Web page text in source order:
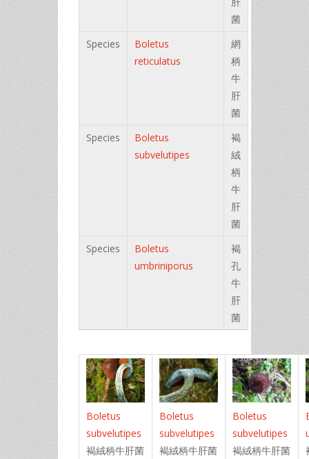
菌
Species
Boletus
reticulatus
網
柄
牛
肝
菌
Species
Boletus
subvelutipes
褐
絨
柄
牛
肝
菌
Species
Boletus
umbriniporus
褐
孔
牛
肝
菌
Boletus
subvelutipes
褐絨柄牛肝菌
Boletus
subvelutipes
褐絨柄牛肝菌
Boletus
subvelutipes
褐絨柄牛肝菌